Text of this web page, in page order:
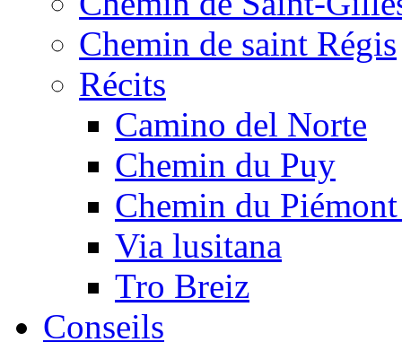
Chemin de saint Régis
Récits
Camino del Norte
Chemin du Puy
Chemin du
Via lusitana
Tro Breiz
Conseils